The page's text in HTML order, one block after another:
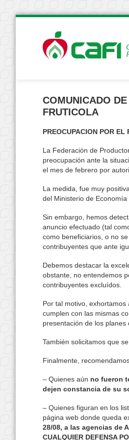
COMUNICADO
FRUTICOLA
PREOCUPACION POR EL
La Federación de
preocupación ante la
el mes de febrero por
La medida, fue muy
del Ministerio de
Sin embargo, hemos
anuncio efectuado (tal
como beneficiarios, o no
contribuyentes que ante
Debemos destacar la
obstante, no entendemos
contribuyentes excluídos.
Por tal motivo,
cumplen con las mismas
presentación de los planes
También solicitamos que
Finalmente,
– Quienes aún no fueron
dejen constancia de su
– Quienes figuran en los
página web donde queda
28/08, a las agencias de
CUALQUIER DEFENSA